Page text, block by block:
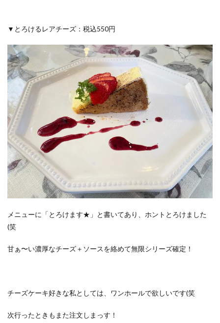
▼とろけるレアチーズ：税込550円
メニューに「とろけます★」と書いてあり、ホントとろけました
(笑
甘ぁ〜い濃厚なチーズ＋ソースを絡めて無限シリーズ確定！
チーズケーキ好きな私としては、ワンホールで欲しいです(笑
次行ったときもまた注文しまっす！